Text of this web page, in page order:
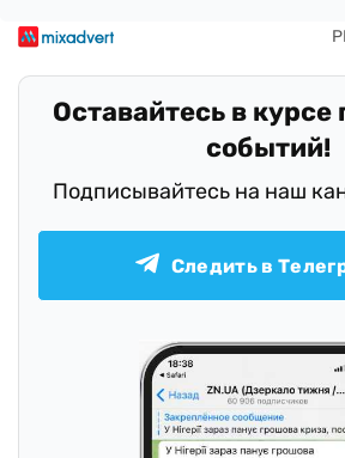
Оставайтесь в курсе
событий!
Подписывайтесь на наш
Следить в